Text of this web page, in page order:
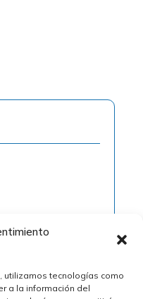
utilizamos tecnologías como
a la información del